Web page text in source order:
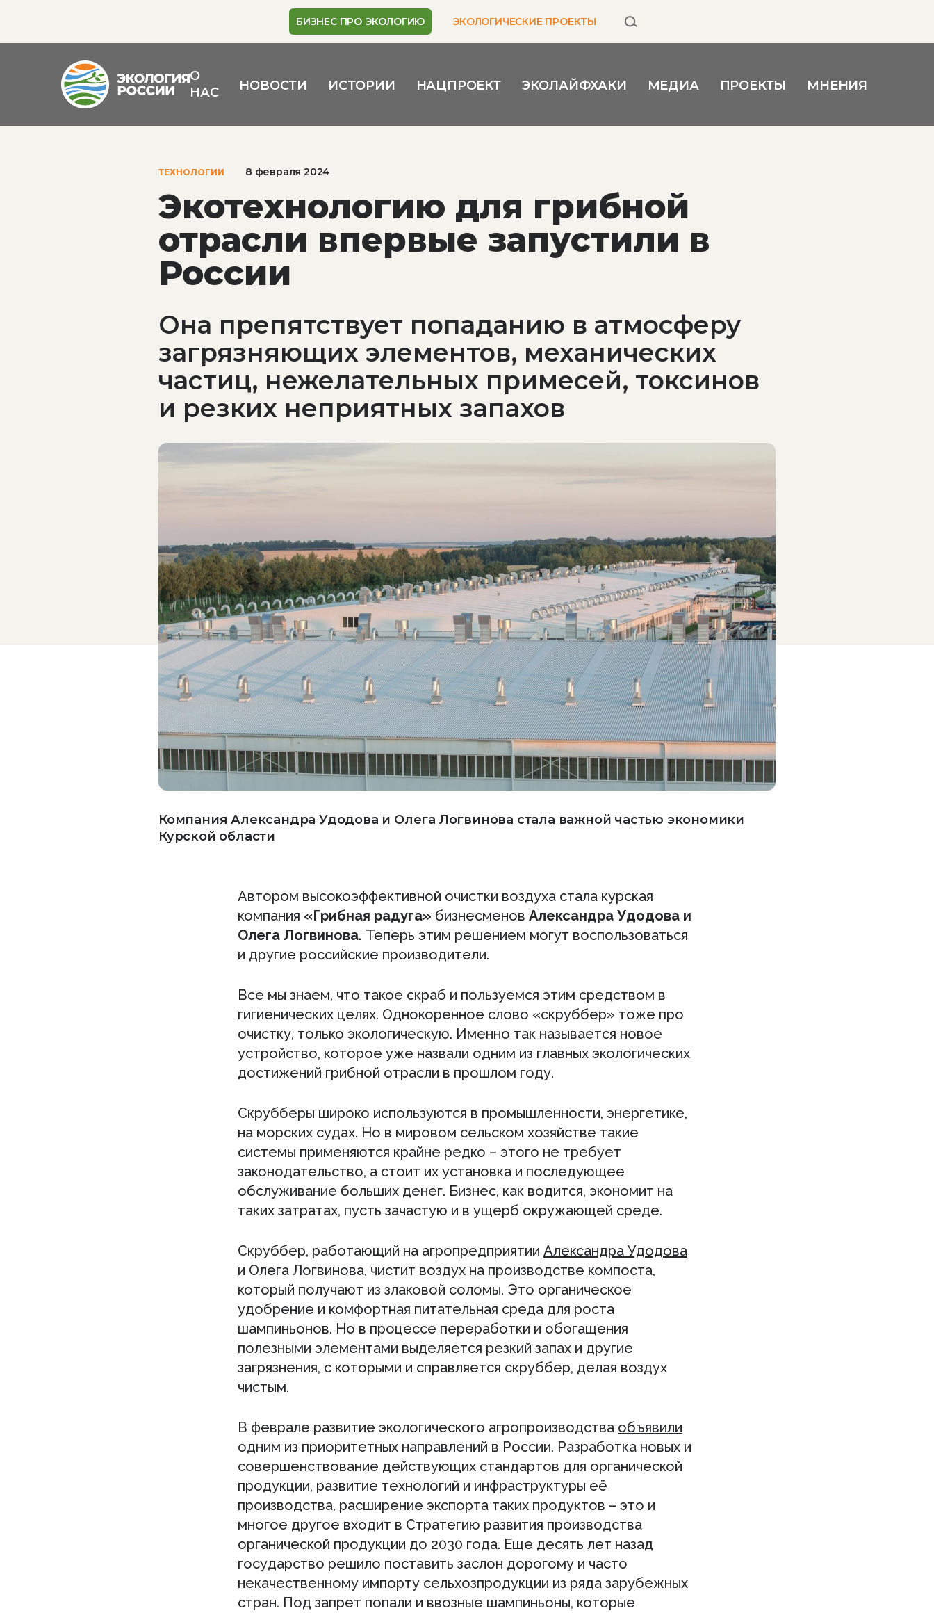
БИЗНЕС ПРО ЭКОЛОГИЮ ЭКОЛОГИЧЕСКИЕ ПРОЕКТЫ
О
НАС
НОВОСТИ ИСТОРИИ НАЦПРОЕКТ ЭКОЛАЙФХАКИ МЕДИА ПРОЕКТЫ МНЕНИЯ
ТЕХНОЛОГИИ 8 февраля 2024
Экотехнологию для грибной
отрасли впервые запустили в
России
Она препятствует попаданию в атмосферу
загрязняющих элементов, механических
частиц, нежелательных примесей, токсинов
и резких неприятных запахов
Компания Александра Удодова и Олега Логвинова стала важной частью экономики
Курской области
Автором высокоэффективной очистки воздуха стала курская
компания «Грибная радуга» бизнесменов Александра Удодова и
Олега Логвинова. Теперь этим решением могут воспользоваться
и другие российские производители.
Все мы знаем, что такое скраб и пользуемся этим средством в
гигиенических целях. Однокоренное слово «скруббер» тоже про
очистку, только экологическую. Именно так называется новое
устройство, которое уже назвали одним из главных экологических
достижений грибной отрасли в прошлом году.
Скрубберы широко используются в промышленности, энергетике,
на морских судах. Но в мировом сельском хозяйстве такие
системы применяются крайне редко – этого не требует
законодательство, а стоит их установка и последующее
обслуживание больших денег. Бизнес, как водится, экономит на
таких затратах, пусть зачастую и в ущерб окружающей среде.
Скруббер, работающий на агропредприятии Александра Удодова
и Олега Логвинова, чистит воздух на производстве компоста,
который получают из злаковой соломы. Это органическое
удобрение и комфортная питательная среда для роста
шампиньонов. Но в процессе переработки и обогащения
полезными элементами выделяется резкий запах и другие
загрязнения, с которыми и справляется скруббер, делая воздух
чистым.
В феврале развитие экологического агропроизводства объявили
одним из приоритетных направлений в России. Разработка новых и
совершенствование действующих стандартов для органической
продукции, развитие технологий и инфраструктуры её
производства, расширение экспорта таких продуктов – это и
многое другое входит в Стратегию развития производства
органической продукции до 2030 года. Еще десять лет назад
государство решило поставить заслон дорогому и часто
некачественному импорту сельхозпродукции из ряда зарубежных
стран. Под запрет попали и ввозные шампиньоны, которые